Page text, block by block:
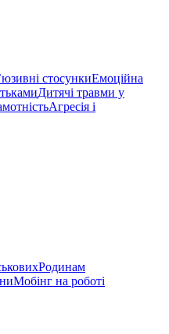
стосункиЕмоційна
Дитячі травми у
Агресія і
Родинам
Мобінг на роботі